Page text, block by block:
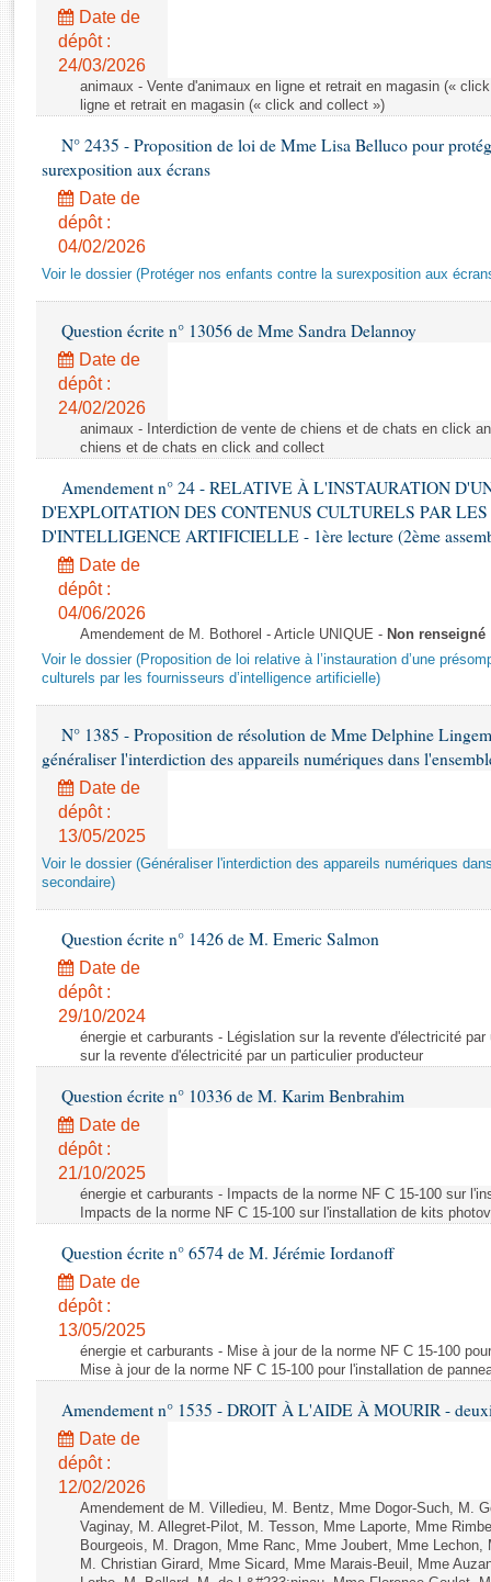
Rapports législatifs
Rapports sur l'application des lois
Baromètre de l’application des lois
Dossiers législatifs
Budget et sécurité sociale
Questions écrites et orales
Comptes rendus des débats
Date de
dépôt :
24/03/2026
animaux - Vente d'animaux en ligne et retrait en magasin («
ligne et retrait en magasin (« click and collect »)
N° 2435 - Proposition de loi de Mme Lisa Belluco pour
surexposition aux écrans
Date de
dépôt :
04/02/2026
Voir le dossier (Protéger nos enfants contre la surexposition aux
Question écrite n° 13056 de Mme Sandra Delannoy
Date de
dépôt :
24/02/2026
animaux - Interdiction de vente de chiens et de chats en click
chiens et de chats en click and collect
Amendement n° 24 - RELATIVE À L'INSTAURATION
D'EXPLOITATION DES CONTENUS CULTURELS PAR LES
D'INTELLIGENCE ARTIFICIELLE - 1ère lecture (2ème
Date de
dépôt :
04/06/2026
Amendement de M. Bothorel - Article UNIQUE - Non renseigné
Voir le dossier (Proposition de loi relative à l’instauration d’une
culturels par les fournisseurs d’intelligence artificielle)
N° 1385 - Proposition de résolution de Mme Delphine
généraliser l'interdiction des appareils numériques dans
Date de
dépôt :
13/05/2025
Voir le dossier (Généraliser l'interdiction des appareils numériques
secondaire)
Question écrite n° 1426 de M. Emeric Salmon
Date de
dépôt :
29/10/2024
énergie et carburants - Législation sur la revente d'électricité
sur la revente d'électricité par un particulier producteur
Question écrite n° 10336 de M. Karim Benbrahim
Date de
dépôt :
21/10/2025
énergie et carburants - Impacts de la norme NF C 15-100 sur
Impacts de la norme NF C 15-100 sur l'installation de kits
Question écrite n° 6574 de M. Jérémie Iordanoff
Date de
dépôt :
13/05/2025
énergie et carburants - Mise à jour de la norme NF C 15-100
Mise à jour de la norme NF C 15-100 pour l'installation de
Amendement n° 1535 - DROIT À L'AIDE À MOURIR -
Date de
dépôt :
12/02/2026
Amendement de M. Villedieu, M. Bentz, Mme Dogor-Such, M.
Vaginay, M. Allegret-Pilot, M. Tesson, Mme Laporte, Mme
Bourgeois, M. Dragon, Mme Ranc, Mme Joubert, Mme
M. Christian Girard, Mme Sicard, Mme Marais-Beuil, Mme